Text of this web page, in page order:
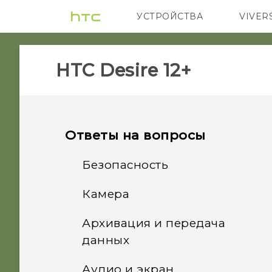
УСТРОЙСТВА
5G
HTC Desire 12+‎
Ответы на вопросы
Безопасность
Почему телефон не
блокировки экрана уже
настроен?
Камера
Почему портретные
снимки отображаются в
Архивация и передача
данных